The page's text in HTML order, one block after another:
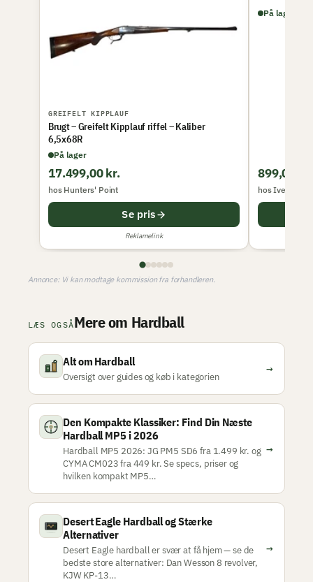
GREIFELT KIPPLAUF
Brugt – Greifelt Kipplauf riffel – Kaliber
6,5x68R
På lager
17.499,00 kr.
hos Hunters' Point
Se pris
Reklamelink
På lager
899,00 kr.
hos Iversen
Annonce: Vi kan modtage kommission fra forhandleren.
LÆS OGSÅMere om Hardball
Alt om Hardball
Oversigt over guides og køb i kategorien
→
Den Kompakte Klassiker: Find Din Næste
Hardball MP5 i 2026
Hardball MP5 2026: JG PM5 SD6 fra 1.499 kr. og
CYMA CM023 fra 449 kr. Se specs, priser og
hvilken kompakt MP5…
→
Desert Eagle Hardball og Stærke
Alternativer
Desert Eagle hardball er svær at få hjem — se de
bedste store alternativer: Dan Wesson 8 revolver,
KJW KP-13…
→